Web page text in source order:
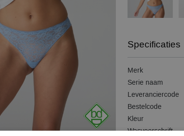
Specificaties
Merk
Serie naam
Leveranciercode
Bestelcode
Kleur
Wasvoorschrift